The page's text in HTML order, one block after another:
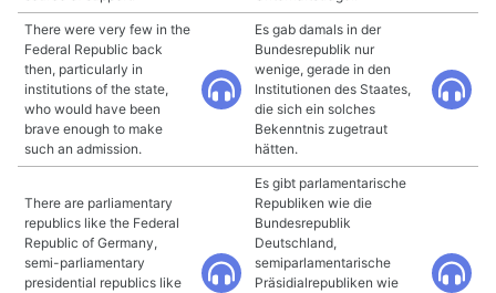
There were very few in the
Federal Republic back
then, particularly in
institutions of the state,
who would have been
brave enough to make
such an admission.
Es gab damals in der
Bundesrepublik nur
wenige, gerade in den
Institutionen des Staates,
die sich ein solches
Bekenntnis zugetraut
hätten.
There are parliamentary
republics like the Federal
Republic of Germany,
semi-parliamentary
presidential republics like
Es gibt parlamentarische
Republiken wie die
Bundesrepublik
Deutschland,
semiparlamentarische
Präsidialrepubliken wie